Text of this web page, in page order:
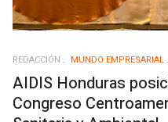
REDACCIÓN MUNDO EMPRESARIAL
AIDIS Honduras
Congreso